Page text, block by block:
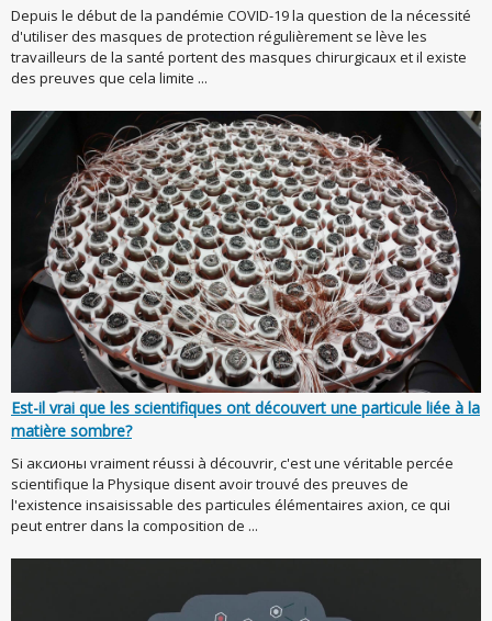
Depuis le début de la pandémie COVID-19 la question de la nécessité
d'utiliser des masques de protection régulièrement se lève les
travailleurs de la santé portent des masques chirurgicaux et il existe
des preuves que cela limite ...
Est-il vrai que les scientifiques ont découvert une particule liée à la
matière sombre?
Si аксионы vraiment réussi à découvrir, c'est une véritable percée
scientifique la Physique disent avoir trouvé des preuves de
l'existence insaisissable des particules élémentaires axion, ce qui
peut entrer dans la composition de ...